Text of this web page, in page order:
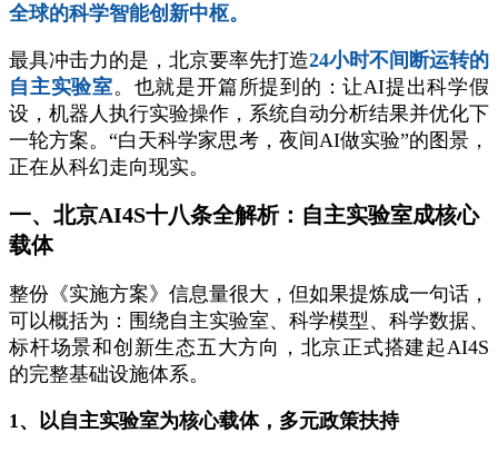
全球的科学智能创新中枢。
最具冲击力的是，北京要率先打造24小时不间断运转的
自主实验室。也就是开篇所提到的：让AI提出科学假
设，机器人执行实验操作，系统自动分析结果并优化下
一轮方案。“白天科学家思考，夜间AI做实验”的图景，
正在从科幻走向现实。
一、北京AI4S十八条全解析：自主实验室成核心
载体
整份《实施方案》信息量很大，但如果提炼成一句话，
可以概括为：围绕自主实验室、科学模型、科学数据、
标杆场景和创新生态五大方向，北京正式搭建起AI4S
的完整基础设施体系。
1、以自主实验室为核心载体，多元政策扶持